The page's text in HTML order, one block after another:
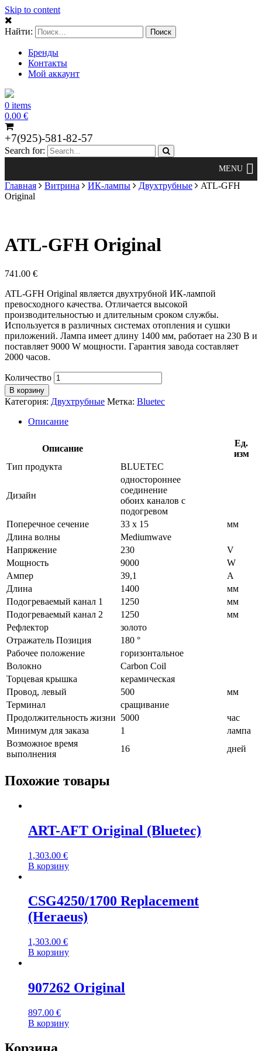
Skip to content
Найти:
Бренды
Контакты
Мой аккаунт
0 items
0.00 €
+7(925)-581-82-57
Search for:
Главная Витрина ИК-лампы Двухтрубные
ATL-GFH
Original
ATL-GFH Original
741.00 €
ATL-GFH Original является двухтрубной ИК-лампой
превосходного качества. Отличается высокой
производительностью и длительным сроком службы.
Используется в различных системах отопления и сушки
приложений. Лампа имеет длину 1400 мм, работает на 230 В и
поставляет 9000 W мощности. Гарантия завода составляет
2000 часов.
Количество
В корзину
Категория: Двухтрубные Метка: Bluetec
Описание
Описание
Ед.
изм
Тип продукта
BLUETEC
Дизайн
одностороннее
соединение
обоих каналов с
подогревом
Поперечное сечение
33 х 15
мм
Длина волны
Mediumwave
Напряжение
230
V
Мощность
9000
W
Ампер
39,1
A
Длина
1400
мм
Подогреваемый канал 1
1250
мм
Подогреваемый канал 2
1250
мм
Рефлектор
золото
Отражатель Позиция
180 °
Рабочее положение
горизонтальное
Волокно
Carbon Coil
Торцевая крышка
керамическая
Провод, левый
500
мм
Терминал
сращивание
Продолжительность жизни 5000
час
Минимум для заказа
1
лампа
Возможное время
выполнения
16 дней
Похожие товары
ART-AFT Original (Bluetec)
1,303.00 €
В корзину
CSG4250/1700 Replacement
(Heraeus)
1,303.00 €
В корзину
907262 Original
897.00 €
В корзину